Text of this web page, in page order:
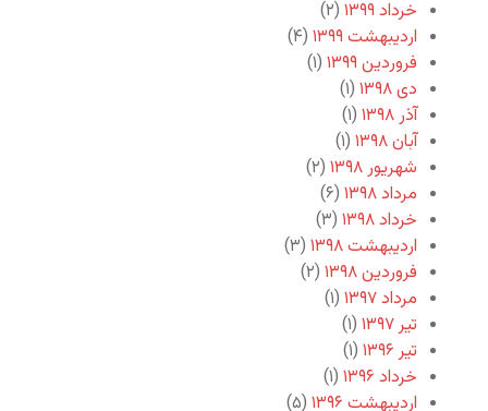
خرداد ۱۳۹۹
(۲)
اردیبهشت ۱۳۹۹
(۴)
فروردین ۱۳۹۹
(۱)
دی ۱۳۹۸
(۱)
آذر ۱۳۹۸
(۱)
آبان ۱۳۹۸
(۱)
شهریور ۱۳۹۸
(۲)
مرداد ۱۳۹۸
(۶)
خرداد ۱۳۹۸
(۳)
اردیبهشت ۱۳۹۸
(۳)
فروردین ۱۳۹۸
(۲)
مرداد ۱۳۹۷
(۱)
تیر ۱۳۹۷
(۱)
تیر ۱۳۹۶
(۱)
خرداد ۱۳۹۶
(۱)
اردیبهشت ۱۳۹۶
(۵)